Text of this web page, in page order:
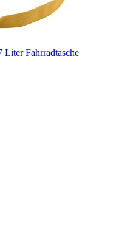
Liter Fahrradtasche